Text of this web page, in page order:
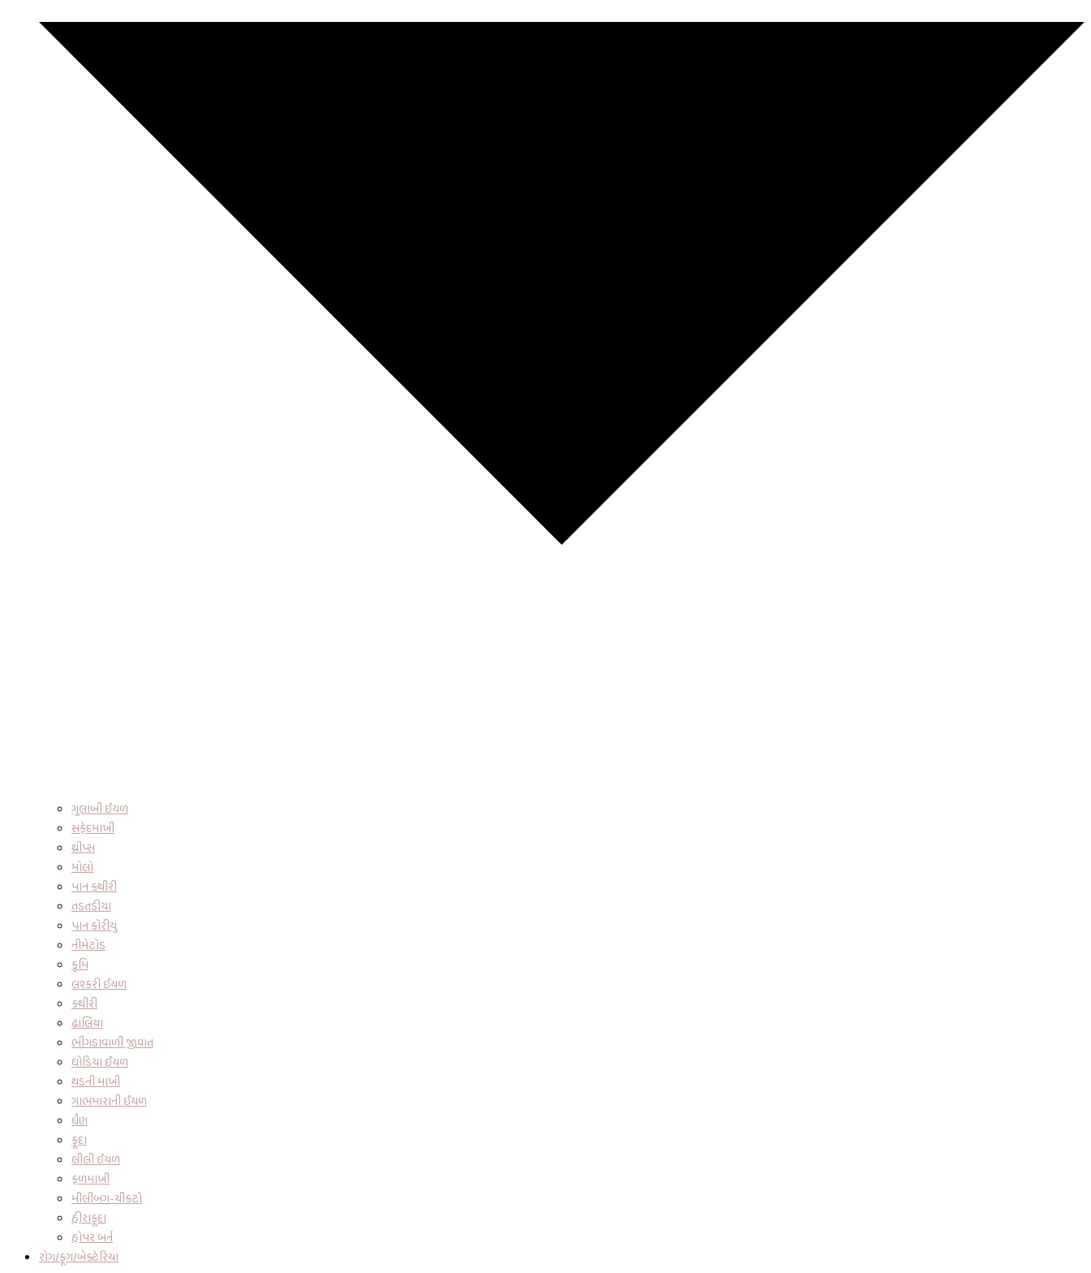
ગુલાબી ઈયળ
સફેદમાખી
થ્રીપ્સ
મોલો
પાન કથીરી
તડતડીયા
પાન કોરીયું
નીમેટોડ
કૃમિ
લશ્કરી ઈયળ
કથીરી
ઢાંલિયા
ભીંગડાવાળી જીવાત
ઘોડિયા ઈયળ
થડની માખી
ગાભમારાની ઈયળ
ધૈણ
ફૂદા
લીલી ઈયળ
ફળમાખી
મીલીબગ-ચીકટો
હીરાફૂદા
હોપર બર્ન
રોગ/ફૂગ/બેક્ટેરિયા